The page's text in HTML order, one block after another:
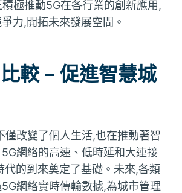
極推動5G在各行業的創新應用,
力,開拓未來發展空間。
較 – 促進智慧城
僅改變了個人生活,也在推動著智
網絡的高速、低時延和大連接
代的到來奠定了基礎。未來,各類
網絡實時傳輸數據,為城市管理